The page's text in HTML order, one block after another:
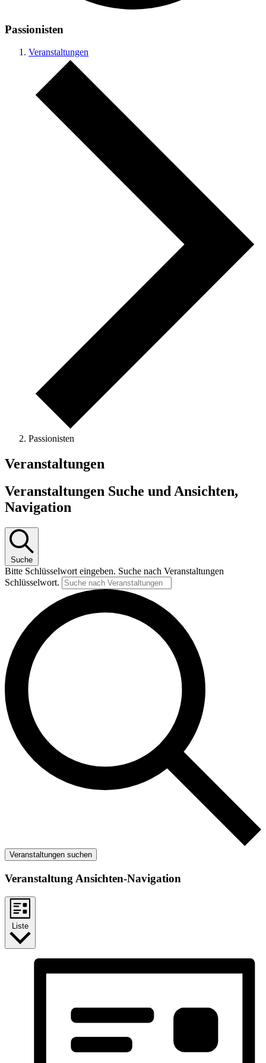
Passionisten
Veranstaltungen
Passionisten
Veranstaltungen
Veranstaltungen Suche und Ansichten,
Navigation
Suche
Bitte Schlüsselwort eingeben. Suche nach Veranstaltungen
Schlüsselwort.
Veranstaltungen suchen
Veranstaltung Ansichten-Navigation
Liste